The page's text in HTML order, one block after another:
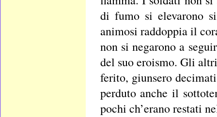
di fumo si elevarono
animosi raddoppia il
non si negarono a
del suo eroismo. Gli
ferito, giunsero
perduto anche il
pochi ch’erano restati